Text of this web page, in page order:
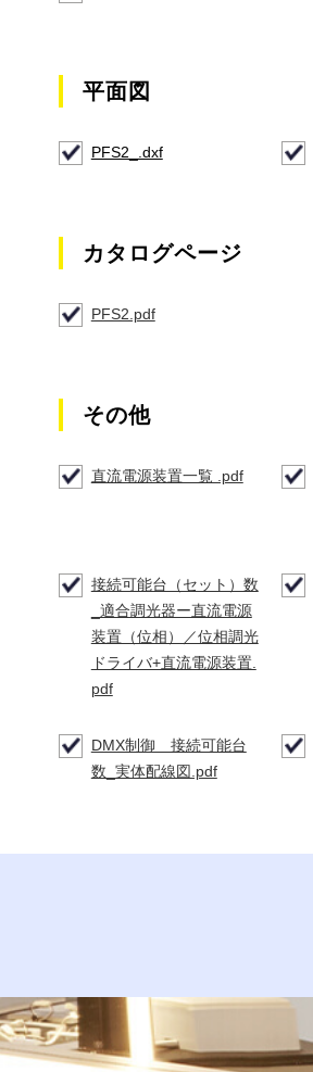
平面図
PFS2_.dxf
カタログページ
PFS2.pdf
その他
直流電源装置一覧 .pdf
接続可能台（セット）数
_適合調光器ー直流電源
装置（位相）／位相調光
ドライバ+直流電源装置.
pdf
DMX制御 接続可能台
数_実体配線図.pdf